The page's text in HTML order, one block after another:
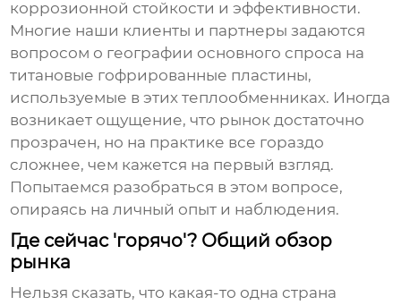
коррозионной стойкости и эффективности.
Многие наши клиенты и партнеры задаются
вопросом о географии основного спроса на
титановые гофрированные пластины,
используемые в этих теплообменниках. Иногда
возникает ощущение, что рынок достаточно
прозрачен, но на практике все гораздо
сложнее, чем кажется на первый взгляд.
Попытаемся разобраться в этом вопросе,
опираясь на личный опыт и наблюдения.
Где сейчас 'горячо'? Общий обзор
рынка
Нельзя сказать, что какая-то одна страна